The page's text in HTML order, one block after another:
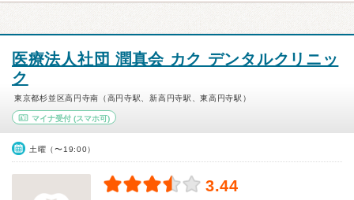
医療法人社団 潤真会 カク デンタルクリニッ
ク
東京都杉並区高円寺南（高円寺駅、新高円寺駅、東高円寺駅）
マイナ受付 (スマホ可)
土曜（〜19:00）
3.44